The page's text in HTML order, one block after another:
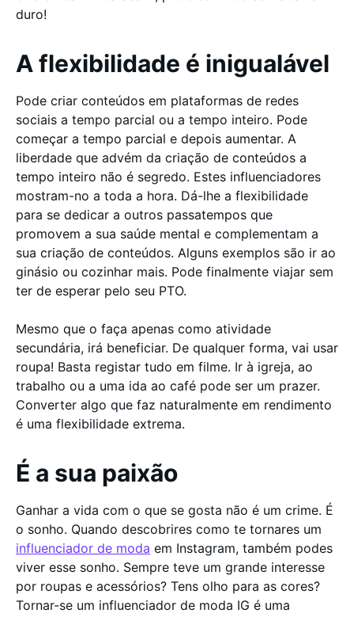
duro!
A flexibilidade é inigualável
Pode criar conteúdos em plataformas de redes
sociais a tempo parcial ou a tempo inteiro. Pode
começar a tempo parcial e depois aumentar. A
liberdade que advém da criação de conteúdos a
tempo inteiro não é segredo. Estes influenciadores
mostram-no a toda a hora. Dá-lhe a flexibilidade
para se dedicar a outros passatempos que
promovem a sua saúde mental e complementam a
sua criação de conteúdos. Alguns exemplos são ir ao
ginásio ou cozinhar mais. Pode finalmente viajar sem
ter de esperar pelo seu PTO.
Mesmo que o faça apenas como atividade
secundária, irá beneficiar. De qualquer forma, vai usar
roupa! Basta registar tudo em filme. Ir à igreja, ao
trabalho ou a uma ida ao café pode ser um prazer.
Converter algo que faz naturalmente em rendimento
é uma flexibilidade extrema.
É a sua paixão
Ganhar a vida com o que se gosta não é um crime. É
o sonho. Quando descobrires como te tornares um
influenciador de moda em Instagram, também podes
viver esse sonho. Sempre teve um grande interesse
por roupas e acessórios? Tens olho para as cores?
Tornar-se um influenciador de moda IG é uma